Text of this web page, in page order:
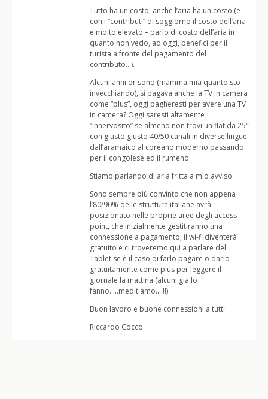
Tutto ha un costo, anche l’aria ha un costo (e
con i “contributi” di soggiorno il costo dell’aria
è molto elevato – parlo di costo dell’aria in
quanto non vedo, ad oggi, benefici per il
turista a fronte del pagamento del
contributo…).
Alcuni anni or sono (mamma mia quanto sto
invecchiando), si pagava anche la TV in camera
come “plus”, oggi pagheresti per avere una TV
in camera? Oggi saresti altamente
“innervosito” se almeno non trovi un flat da 25″
con giusto giusto 40/50 canali in diverse lingue
dall’aramaico al coreano moderno passando
per il congolese ed il rumeno.
Stiamo parlando di aria fritta a mio avviso.
Sono sempre più convinto che non appena
l’80/90% delle strutture italiane avrà
posizionato nelle proprie aree degli access
point, che inizialmente gestitiranno una
connessione a pagamento, il wi-fi diventerà
gratuito e ci troveremo qui a parlare del
Tablet se è il caso di farlo pagare o darlo
gratuitamente come plus per leggere il
giornale la mattina (alcuni già lo
fanno…..meditiamo….!!).
Buon lavoro e buone connessioni a tutti!
Riccardo Cocco